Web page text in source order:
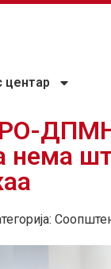
центар
нема